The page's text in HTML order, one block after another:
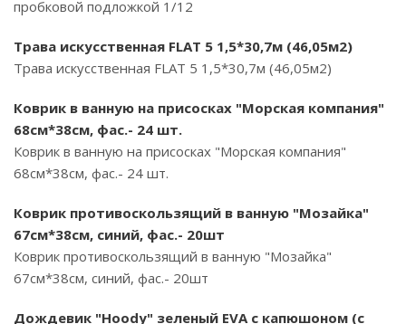
пробковой подложкой 1/12
Трава искусственная FLAT 5 1,5*30,7м (46,05м2)
Трава искусственная FLAT 5 1,5*30,7м (46,05м2)
Коврик в ванную на присосках "Морская компания"
68см*38см, фас.- 24 шт.
Коврик в ванную на присосках "Морская компания"
68см*38см, фас.- 24 шт.
Коврик противоскользящий в ванную "Мозайка"
67см*38см, синий, фас.- 20шт
Коврик противоскользящий в ванную "Мозайка"
67см*38см, синий, фас.- 20шт
Дождевик "Hoody" зеленый EVA с капюшоном (с